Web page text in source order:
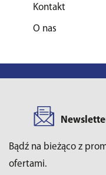
Kontakt
O nas
Bądź na bieżąco z
ofertami.